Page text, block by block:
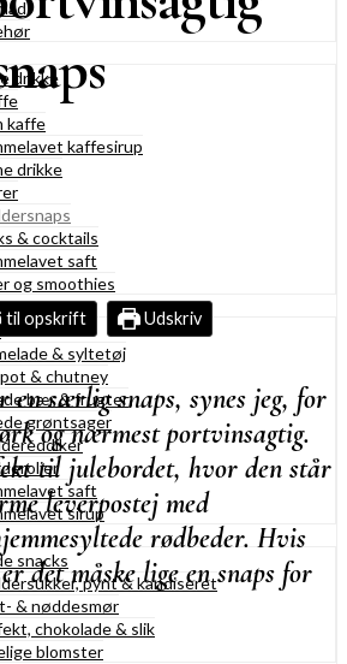
drikke
kaffe
kaffesirup
drikke
& cocktails
saft
og smoothies
& syltetøj
& chutney
bær & frugter
grøntsager
saft
sirup
snacks
pynt & kandiseret
& nøddesmør
chokolade & slik
blomster
til opskrift Udskriv
en særlig snaps, synes jeg, for
og nærmest portvinsagtig.
til julebordet, hvor den står
leverpostej med
rødbeder. Hvis
det måske lige en snaps for